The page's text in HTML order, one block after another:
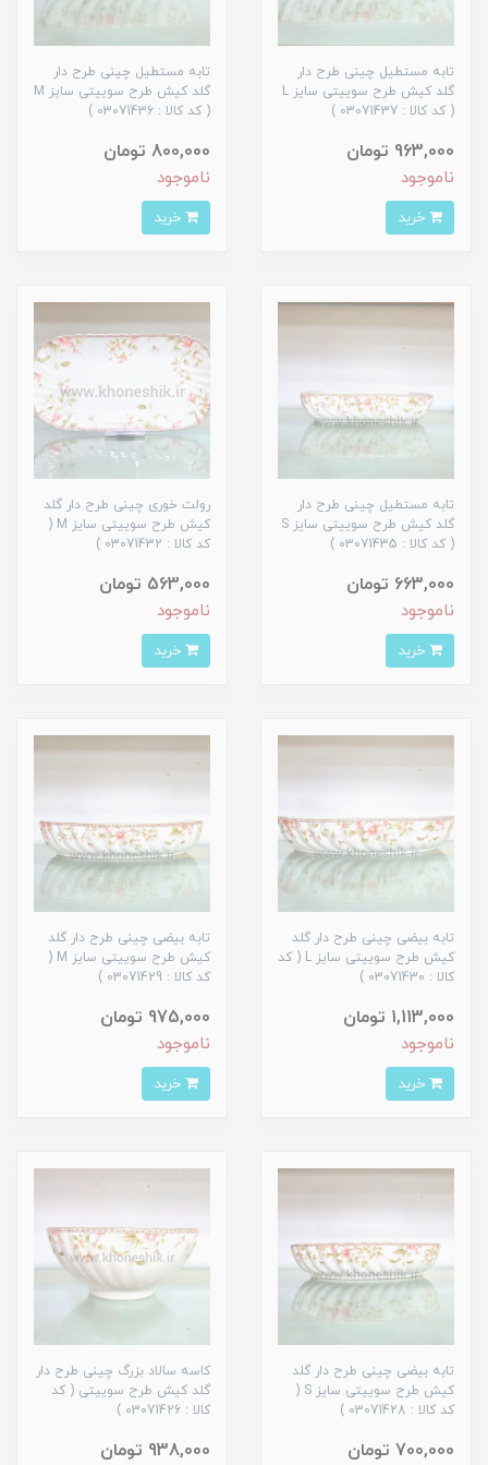
تابه مستطیل چینی طرح دار
گلد کیش طرح سوییتی سایز L
( کد کالا : 03071437 )
963,000 تومان
ناموجود
تابه مستطیل چینی طرح دار
گلد کیش طرح سوییتی سایز M
( کد کالا : 03071436 )
800,000 تومان
ناموجود
تابه مستطیل چینی طرح دار
گلد کیش طرح سوییتی سایز S
( کد کالا : 03071435 )
663,000 تومان
ناموجود
رولت خوری چینی طرح دار گلد
کیش طرح سوییتی سایز M (
کد کالا : 03071432 )
563,000 تومان
ناموجود
تابه بیضی چینی طرح دار گلد
کیش طرح سوییتی سایز L ( کد
کالا : 03071430 )
1,113,000 تومان
ناموجود
تابه بیضی چینی طرح دار گلد
کیش طرح سوییتی سایز M (
کد کالا : 03071429 )
975,000 تومان
ناموجود
تابه بیضی چینی طرح دار گلد
کیش طرح سوییتی سایز S (
کد کالا : 03071428 )
700,000 تومان
کاسه سالاد بزرگ چینی طرح دار
گلد کیش طرح سوییتی ( کد
کالا : 03071426 )
938,000 تومان